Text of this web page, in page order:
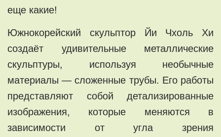
еще какие!
Южнокорейский скульптор Йи Чхоль Хи
создаёт удивительные металлические
скульптуры, используя необычные
материалы — сложенные трубы. Его работы
представляют собой детализированные
изображения, которые меняются в
зависимости от угла зрения